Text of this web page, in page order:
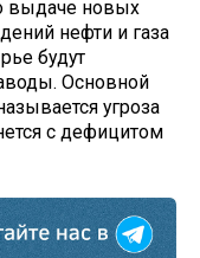
выдаче новых
нефти и газа
будут
Основной
угроза
с дефицитом